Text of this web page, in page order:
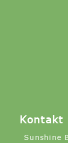
Kontakt
Sunshine